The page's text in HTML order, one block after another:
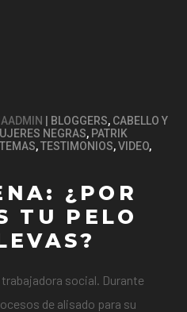
BLOGGERS, CABELLO Y
NEGRAS, PATRIK
TEMAS,TESTIMONIOS,VIDEO,
¿POR
TU PELO
social. Durante
de alisado para su